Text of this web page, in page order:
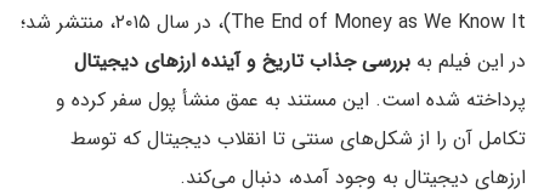
The End of Money as We Know It)، در سال ۲۰۱۵، منتشر شد؛
در این فیلم به بررسی جذاب تاریخ و آینده ارزهای دیجیتال
پرداخته شده است. این مستند به عمق منشأ پول سفر کرده و
تکامل آن را از شکل‌های سنتی تا انقلاب دیجیتال که توسط
ارزهای دیجیتال به وجود آمده، دنبال می‌کند.